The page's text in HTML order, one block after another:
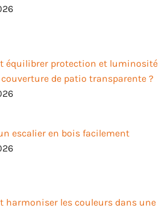
équilibrer protection et luminosité
couverture de patio transparente ?
escalier en bois facilement
harmoniser les couleurs dans une